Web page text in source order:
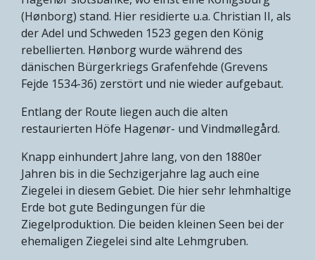
(Hønborg) stand. Hier residierte u.a. Christian II, als
der Adel und Schweden 1523 gegen den König
rebellierten. Hønborg wurde während des
dänischen Bürgerkriegs Grafenfehde (Grevens
Fejde 1534-36) zerstört und nie wieder aufgebaut.
Entlang der Route liegen auch die alten
restaurierten Höfe Hagenør- und Vindmøllegård.
Knapp einhundert Jahre lang, von den 1880er
Jahren bis in die Sechzigerjahre lag auch eine
Ziegelei in diesem Gebiet. Die hier sehr lehmhaltige
Erde bot gute Bedingungen für die
Ziegelproduktion. Die beiden kleinen Seen bei der
ehemaligen Ziegelei sind alte Lehmgruben.